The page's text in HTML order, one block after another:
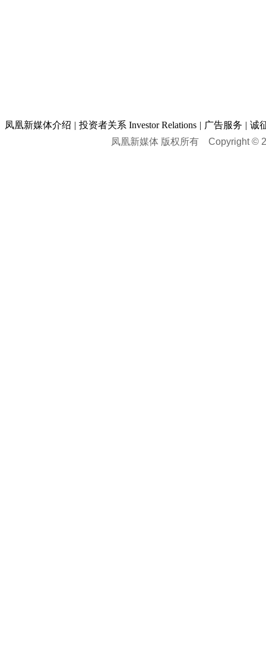
凤凰新媒体介绍 | 投资者关系 Investor Relations | 广告服务 | 诚
凤凰新媒体 版权所有 Copyright ©